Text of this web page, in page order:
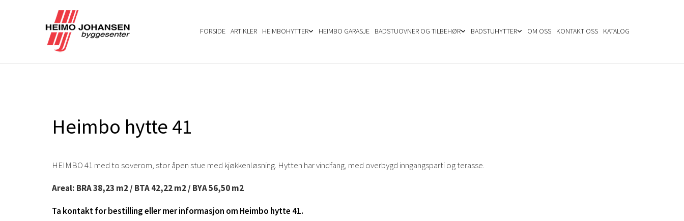
FORSIDE ARTIKLER HEIMBOHYTTER HEIMBO GARASJE BADSTUOVNER OG TILBEHØR BADSTUHYTTER OM OSS KONTAKT OSS KATALOG
Heimbo hytte 41
HEIMBO 41 med to soverom, stor åpen stue med kjøkkenløsning. Hytten har vindfang, med overbygd inngangsparti og terasse.
Areal: BRA 38,23 m2 / BTA 42,22 m2 / BYA 56,50 m2
Ta kontakt for bestilling eller mer informasjon om Heimbo hytte 41.